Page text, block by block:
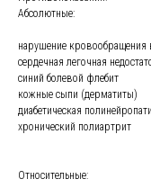
Абсолютные:
нарушение кровообращения
сердечная легочная
синий болевой флебит
кожные сыпи (дерматиты)
диабетическая
хронический полиартрит
Относительные: